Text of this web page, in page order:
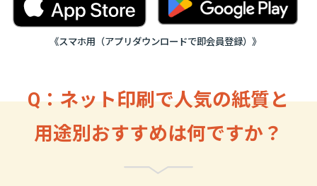
《スマホ用（アプリダウンロードで即会員登録）》
Q：ネット印刷で人気の紙質と
用途別おすすめは何ですか？